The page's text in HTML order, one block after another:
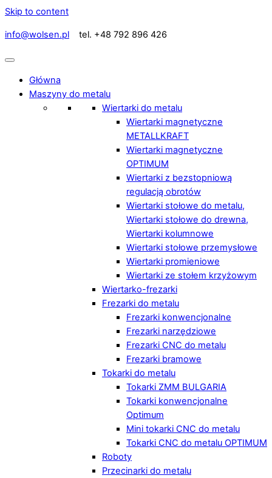
Skip to content
info@wolsen.pl tel. +48 792 896 426
Główna
Maszyny do metalu
Wiertarki do metalu
Wiertarki magnetyczne
METALLKRAFT
Wiertarki magnetyczne
OPTIMUM
Wiertarki z bezstopniową
regulacją obrotów
Wiertarki stołowe do metalu,
Wiertarki stołowe do drewna,
Wiertarki kolumnowe
Wiertarki stołowe przemysłowe
Wiertarki promieniowe
Wiertarki ze stołem krzyżowym
Wiertarko-frezarki
Frezarki do metalu
Frezarki konwencjonalne
Frezarki narzędziowe
Frezarki CNC do metalu
Frezarki bramowe
Tokarki do metalu
Tokarki ZMM BULGARIA
Tokarki konwencjonalne
Optimum
Mini tokarki CNC do metalu
Tokarki CNC do metalu OPTIMUM
Roboty
Przecinarki do metalu